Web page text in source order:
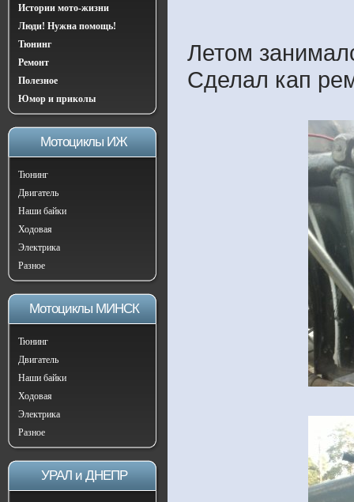
Истории мото-жизни
Люди! Нужна помощь!
Тюнинг
Ремонт
Полезное
Юмор и приколы
Мотоциклы ИЖ
Тюнинг
Двигатель
Наши байки
Ходовая
Электрика
Разное
Мотоциклы МИНСК
Тюнинг
Двигатель
Наши байки
Ходовая
Электрика
Разное
УРАЛ и ДНЕПР
Летом
Сделал кап